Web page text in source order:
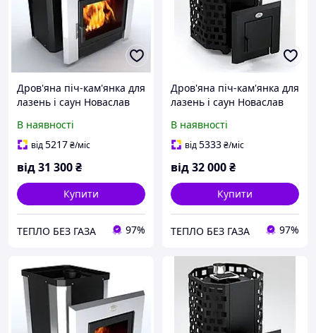
Дров'яна піч-кам'янка для
лазень і саун Новаслав
В наявності
від5217₴/міс
від31 300₴
Купити
ТЕПЛО БЕЗ ГАЗА 97%
Дров'яна піч-кам'янка для
лазень і саун Новаслав
В наявності
від5333₴/міс
від32 000₴
Купити
ТЕПЛО БЕЗ ГАЗА 97%